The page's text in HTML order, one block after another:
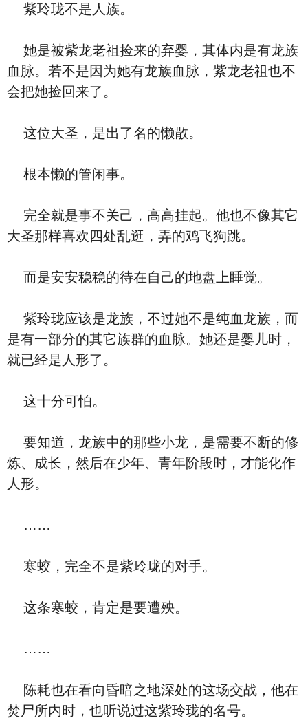
紫玲珑不是人族。
她是被紫龙老祖捡来的弃婴，其体内是有龙族
血脉。若不是因为她有龙族血脉，紫龙老祖也不
会把她捡回来了。
这位大圣，是出了名的懒散。
根本懒的管闲事。
完全就是事不关己，高高挂起。他也不像其它
大圣那样喜欢四处乱逛，弄的鸡飞狗跳。
而是安安稳稳的待在自己的地盘上睡觉。
紫玲珑应该是龙族，不过她不是纯血龙族，而
是有一部分的其它族群的血脉。她还是婴儿时，
就已经是人形了。
这十分可怕。
要知道，龙族中的那些小龙，是需要不断的修
炼、成长，然后在少年、青年阶段时，才能化作
人形。
……
寒蛟，完全不是紫玲珑的对手。
这条寒蛟，肯定是要遭殃。
……
陈耗也在看向昏暗之地深处的这场交战，他在
焚尸所内时，也听说过这紫玲珑的名号。